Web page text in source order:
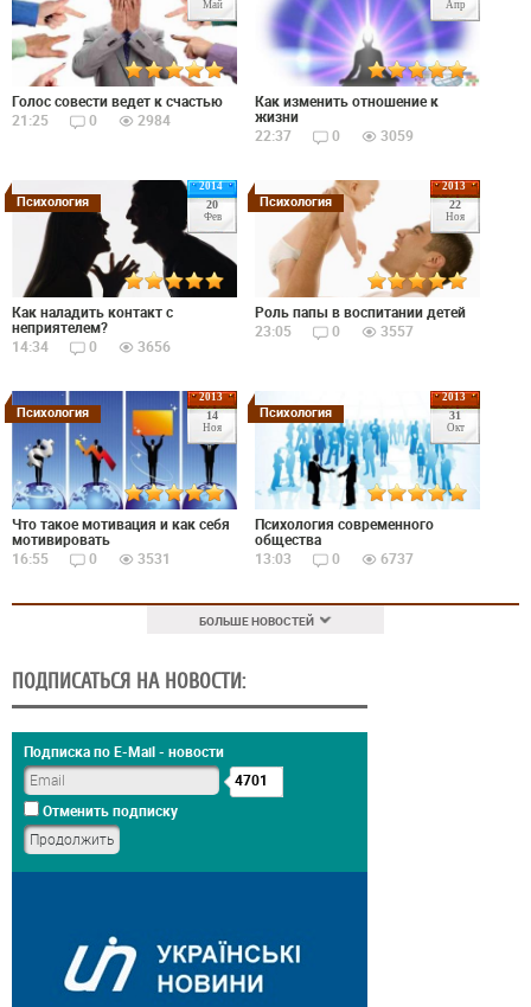
Май
Голос совести ведет к счастью
21:25
0 2984
Апр
Как изменить отношение к
жизни
22:37
0 3059
2014
20
Фев
Психология
Как наладить контакт с
неприятелем?
14:34
0 3656
2013
22
Ноя
Психология
Роль папы в воспитании детей
23:05
0 3557
2013
14
Ноя
Психология
Что такое мотивация и как себя
мотивировать
16:55
0 3531
2013
31
Окт
Психология
Психология современного
общества
13:03
0 6737
БОЛЬШЕ НОВОСТЕЙ
ПОДПИСАТЬСЯ НА НОВОСТИ:
Подписка по E-Mail - новости
4701
Отменить подписку